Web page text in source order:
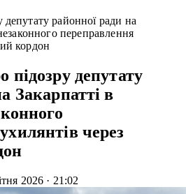
районної ради на
переправлення
кордон
підозру депутату
Закарпатті в
через
2026 · 21:02